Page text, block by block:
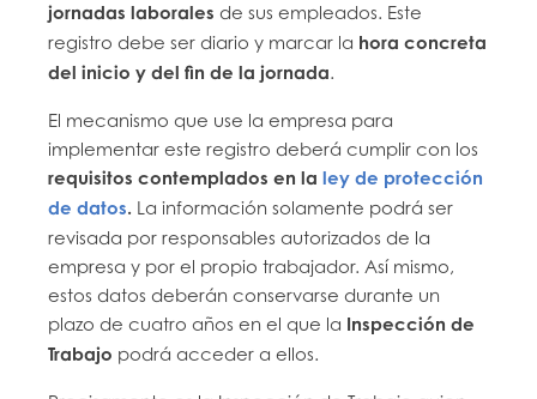
jornadas laborales de sus empleados. Este
registro debe ser diario y marcar la hora concreta
del inicio y del fin de la jornada.
El mecanismo que use la empresa para
implementar este registro deberá cumplir con los
requisitos contemplados en laley de protección
de datos. La información solamente podrá ser
revisada por responsables autorizados de la
empresa y por el propio trabajador. Así mismo,
estos datos deberán conservarse durante un
plazo de cuatro años en el que la Inspección de
Trabajo podrá acceder a ellos.